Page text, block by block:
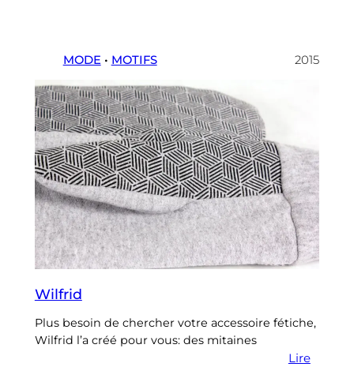
MODE • MOTIFS 2015
Wilfrid
Plus besoin de chercher votre accessoire fétiche,
Wilfrid l’a créé pour vous: des mitaines
Lire